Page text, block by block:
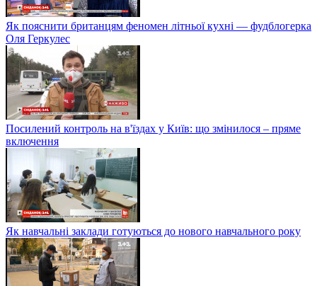
Як пояснити британцям феномен літньої кухні — фудблогерка
Оля Геркулес
Посилений контроль на в'їздах у Київ: що змінилося – пряме
включення
Як навчальні заклади готуються до нового навчального року